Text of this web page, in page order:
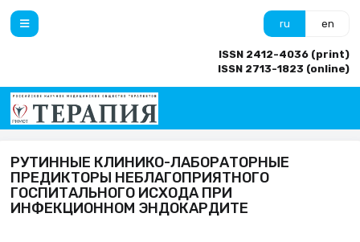
ru en
ISSN 2412-4036 (print)
ISSN 2713-1823 (online)
РУТИННЫЕ КЛИНИКО-ЛАБОРАТОРНЫЕ
ПРЕДИКТОРЫ НЕБЛАГОПРИЯТНОГО
ГОСПИТАЛЬНОГО ИСХОДА ПРИ
ИНФЕКЦИОННОМ ЭНДОКАРДИТЕ